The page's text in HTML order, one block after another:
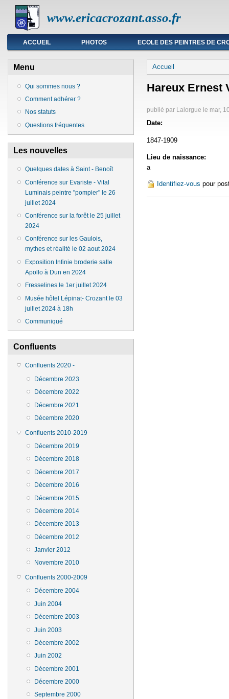
www.ericacrozant.asso.fr
Menu principal
ACCUEIL PHOTOS ECOLE DES PEINTRES DE
Menu
Qui sommes nous ?
Comment adhérer ?
Nos statuts
Questions fréquentes
Les nouvelles
Quelques dates à Saint - Benoît
Conférence sur Evariste - Vital
Luminais peintre "pompier" le 26
juillet 2024
Conférence sur la forêt le 25 juillet
2024
Conférence sur les Gaulois,
mythes et réalité le 02 aout 2024
Exposition Infinie broderie salle
Apollo à Dun en 2024
Fresselines le 1er juillet 2024
Musée hôtel Lépinat- Crozant le 03
juillet 2024 à 18h
Communiqué
Confluents
Confluents 2020 -
Décembre 2023
Décembre 2022
Décembre 2021
Décembre 2020
Confluents 2010-2019
Décembre 2019
Décembre 2018
Décembre 2017
Décembre 2016
Décembre 2015
Décembre 2014
Décembre 2013
Décembre 2012
Janvier 2012
Novembre 2010
Confluents 2000-2009
Décembre 2004
Juin 2004
Décembre 2003
Juin 2003
Décembre 2002
Juin 2002
Décembre 2001
Décembre 2000
Septembre 2000
Vous êtes ici
Accueil
Hareux Ernest
publié par Lalorgue le mar,
Date:
1847-1909
Lieu de naissance:
a
Identifiez-vous pour